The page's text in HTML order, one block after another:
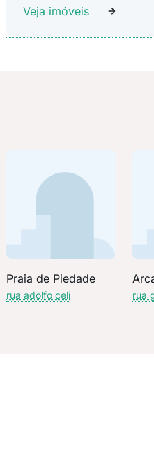
Veja imóveis
Praia de Piedade
rua adolfo celi rua